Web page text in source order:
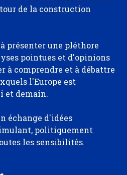
de la construction
présenter une pléthore
pointues et d'opinions
à comprendre et à débattre
l'Europe est
et demain.
échange d'idées
politiquement
les sensibilités.